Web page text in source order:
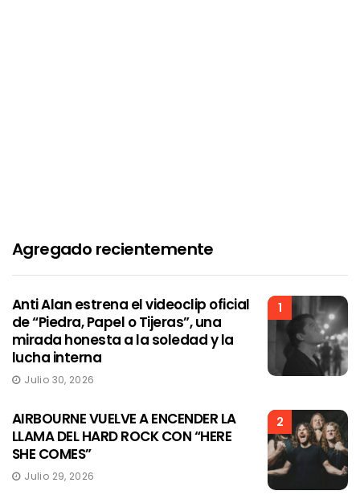
Agregado recientemente
1
Anti Alan estrena el videoclip oficial
de “Piedra, Papel o Tijeras”, una
mirada honesta a la soledad y la
lucha interna
Julio 30, 2026
2
AIRBOURNE VUELVE A ENCENDER LA
LLAMA DEL HARD ROCK CON “HERE
SHE COMES”
Julio 29, 2026